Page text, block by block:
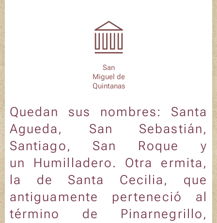
San
Miguel de
Quintanas
Quedan sus nombres: Santa
Agueda, San Sebastián,
Santiago, San Roque
y
un Humilladero. Otra ermita,
la de Santa Cecilia, que
antiguamente perteneció al
término de Pinarnegrillo,